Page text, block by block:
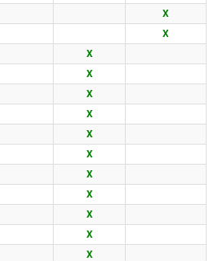
X
X
X
X
X
X
X
X
X
X
X
X
X